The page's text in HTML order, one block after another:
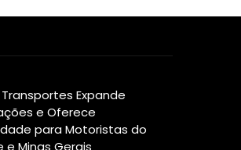
Expande
e Oferece
para Motoristas do
e Minas Gerais